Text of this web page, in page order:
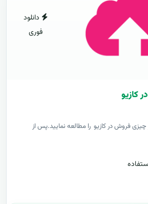
دانلود
فوری
کازیو
چیزی فروش در کازیو را مطالعه نمایید.پس از